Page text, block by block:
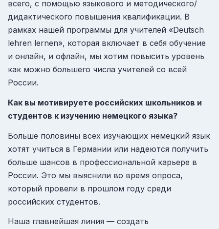
всего, с помощью языкового и методического/
дидактического повышения квалификации. В
рамках нашей программы для учителей «Deutsch
lehren lernen», которая включает в себя обучение
и онлайн, и офлайн, мы хотим повысить уровень
как можно большего числа учителей со всей
России.
Как вы мотивируете российских школьников и
студентов к изучению немецкого языка?
Больше половины всех изучающих немецкий язык
хотят учиться в Германии или надеются получить
больше шансов в профессиональной карьере в
России. Это мы выяснили во время опроса,
который провели в прошлом году среди
российских студентов.
Наша главнейшая линия — создать